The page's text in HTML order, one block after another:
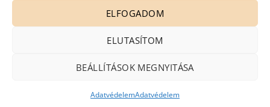
ELFOGADOM
ELUTASÍTOM
BEÁLLÍTÁSOK MEGNYITÁSA
AdatvédelemAdatvédelem
office@niagarasystem.hu
+36 52 535 712
Copyright 2026 ©Niagara System Kft. - besco.hu